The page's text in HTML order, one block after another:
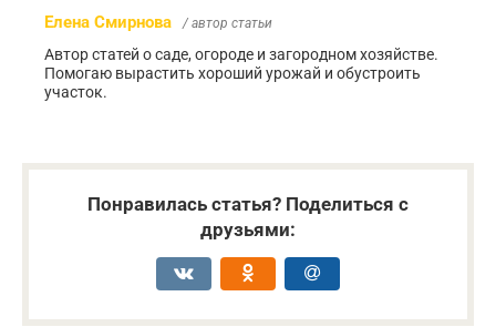
Елена Смирнова / автор статьи
Автор статей о саде, огороде и загородном хозяйстве.
Помогаю вырастить хороший урожай и обустроить
участок.
Понравилась статья? Поделиться с
друзьями: